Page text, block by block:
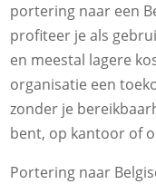
portering naar een
profiteer je als
en meestal lagere
organisatie een
zonder je
bent, op kantoor of
Portering naar